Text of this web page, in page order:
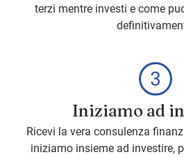
terzi mentre investi e come
Iniziamo ad
Ricevi la vera consulenza
iniziamo insieme ad investire,